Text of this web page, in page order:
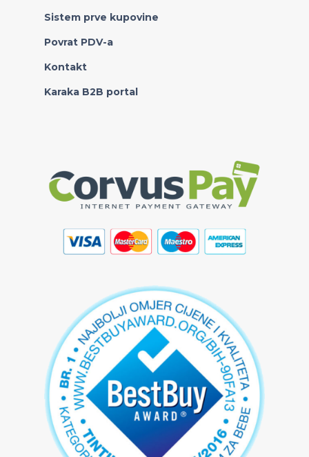
Sistem prve kupovine
Povrat PDV-a
Kontakt
Karaka B2B portal